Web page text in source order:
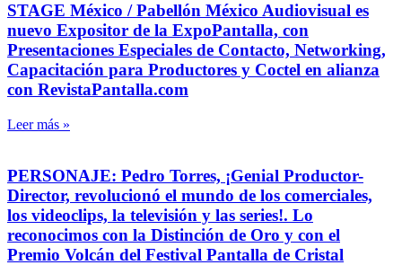
STAGE México / Pabellón México Audiovisual es
nuevo Expositor de la ExpoPantalla, con
Presentaciones Especiales de Contacto, Networking,
Capacitación para Productores y Coctel en alianza
con RevistaPantalla.com
Leer más »
PERSONAJE: Pedro Torres, ¡Genial Productor-
Director, revolucionó el mundo de los comerciales,
los videoclips, la televisión y las series!. Lo
reconocimos con la Distinción de Oro y con el
Premio Volcán del Festival Pantalla de Cristal